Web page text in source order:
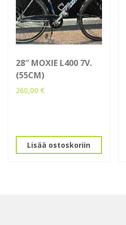
28″ MOXIE L400 7V.
(55CM)
260,00 €
Lisää ostoskoriin